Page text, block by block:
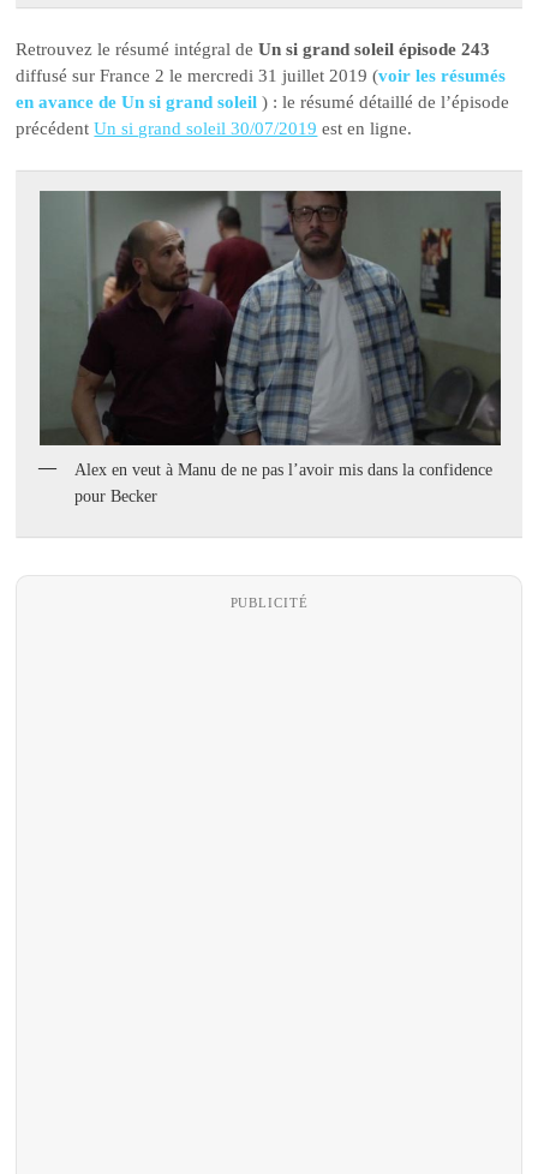
Retrouvez le résumé intégral deUn si grand soleil épisode 243
diffusé sur France 2 le mercredi 31 juillet 2019 (voir les résumés
en avance de Un si grand soleil ) : le résumé détaillé de l’épisode
précédentUn si grand soleil 30/07/2019 est en ligne.
Alex en veut à Manu de ne pas l’avoir mis dans la confidence
pour Becker
PUBLICITÉ